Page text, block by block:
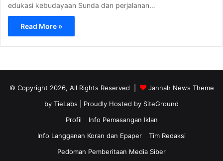
edukasi kebudayaan Sunda dan perjalanan…
Read More »
© Copyright 2026, All Rights Reserved |
Jannah News Theme
by TieLabs | Proudly Hosted by SiteGround
Profil
Info Pemasangan Iklan
Info Langganan Koran dan Epaper
Tim Redaksi
Pedoman Pemberitaan Media Siber